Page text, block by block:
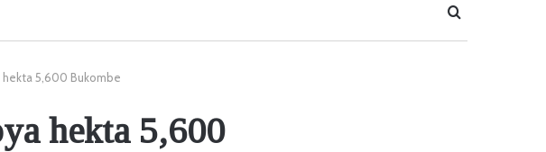
Tafuta
5,600 Bukombe
hekta 5,600